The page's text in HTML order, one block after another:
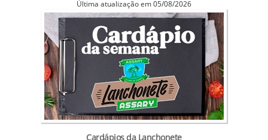
Última atualização em 05/08/2026
Cardápios da Lanchonete